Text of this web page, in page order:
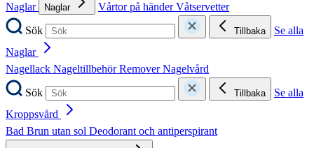
Naglar
Naglar Vårtor på händerVåtservetter
Sök
Tillbaka
Se alla
Naglar
Nagellack NageltillbehörRemoverNagelvård
Sök
Tillbaka
Se alla
Kroppsvård
Bad Brun utan sol Deodorant och antiperspirant